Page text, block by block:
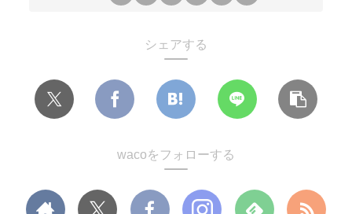
シェアする
wacoをフォローする